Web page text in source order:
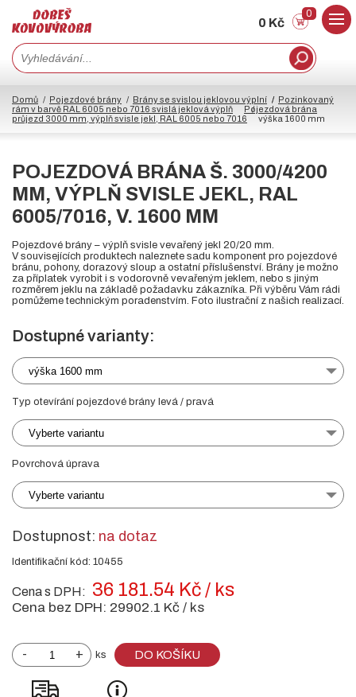
0 Kč
0
Domů Pojezdové brány Brány se svislou jeklovou výplní
Pozinkovaný
rám v barvě RAL 6005 nebo 7016 svislá jeklová výplň
Pojezdová brána
průjezd 3000 mm, výplň svisle jekl, RAL 6005 nebo 7016
výška 1600 mm
POJEZDOVÁ BRÁNA Š. 3000/4200
MM, VÝPLŇ SVISLE JEKL, RAL
6005/7016, V. 1600 MM
Pojezdové brány – výplň svisle vevařený jekl 20/20 mm.
V souvisejících produktech naleznete sadu komponent pro pojezdové
bránu, pohony, dorazový sloup a ostatní příslušenství. Brány je možno
za příplatek vyrobit i s vodorovně vevařeným jeklem, nebo s jiným
rozměrem jeklu na základě požadavku zákazníka. Při výběru Vám rádi
pomůžeme technickým poradenstvím. Foto ilustrační z našich realizací.
Dostupné varianty:
výška 1600 mm
Typ otevírání pojezdové brány levá / pravá
Vyberte variantu
Povrchová úprava
Vyberte variantu
Dostupnost: na dotaz
Identifikační kód: 10455
Cena s DPH: 36 181.54 Kč / ks
Cena bez DPH: 29902.1 Kč / ks
- + ks DO KOŠÍKU